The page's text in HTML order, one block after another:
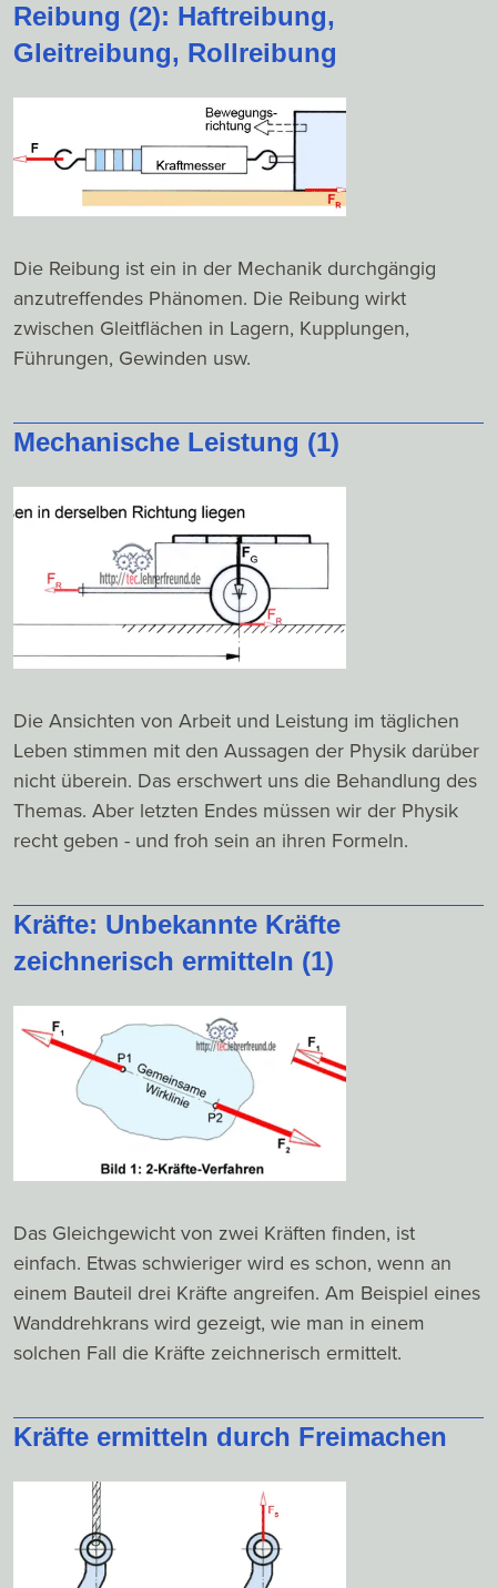
Reibung (2): Haftreibung,
Gleitreibung, Rollreibung
Die Reibung ist ein in der Mechanik durchgängig
anzutreffendes Phänomen. Die Reibung wirkt
zwischen Gleitflächen in Lagern, Kupplungen,
Führungen, Gewinden usw.
Mechanische Leistung (1)
Die Ansichten von Arbeit und Leistung im täglichen
Leben stimmen mit den Aussagen der Physik darüber
nicht überein. Das erschwert uns die Behandlung des
Themas. Aber letzten Endes müssen wir der Physik
recht geben - und froh sein an ihren Formeln.
Kräfte: Unbekannte Kräfte
zeichnerisch ermitteln (1)
Das Gleichgewicht von zwei Kräften finden, ist
einfach. Etwas schwieriger wird es schon, wenn an
einem Bauteil drei Kräfte angreifen. Am Beispiel eines
Wanddrehkrans wird gezeigt, wie man in einem
solchen Fall die Kräfte zeichnerisch ermittelt.
Kräfte ermitteln durch Freimachen